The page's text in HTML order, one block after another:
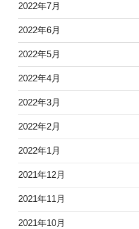
2022年7月
2022年6月
2022年5月
2022年4月
2022年3月
2022年2月
2022年1月
2021年12月
2021年11月
2021年10月